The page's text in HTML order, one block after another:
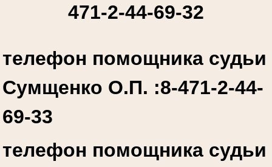
471-2-44-69-32
телефон помощника судьи
Сумщенко О.П. :8-471-2-44-
69-33
телефон помощника судьи